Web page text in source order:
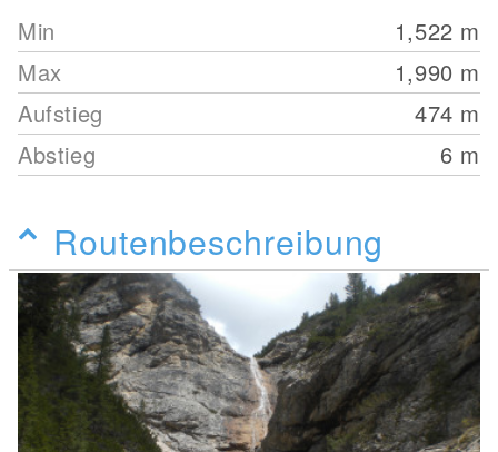
Min 1,522 m
Max
1,990 m
Aufstieg
474 m
Abstieg
6 m
Routenbeschreibung